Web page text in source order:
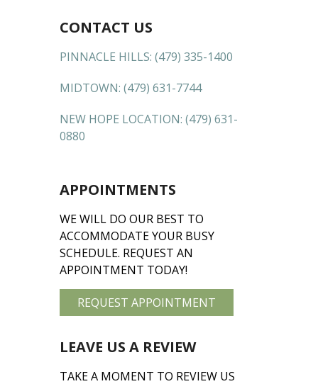
CONTACT US
PINNACLE HILLS: (479) 335-1400
MIDTOWN: (479) 631-7744
NEW HOPE LOCATION: (479) 631-
0880
APPOINTMENTS
WE WILL DO OUR BEST TO
ACCOMMODATE YOUR BUSY
SCHEDULE. REQUEST AN
APPOINTMENT TODAY!
REQUEST APPOINTMENT
LEAVE US A REVIEW
TAKE A MOMENT TO REVIEW US